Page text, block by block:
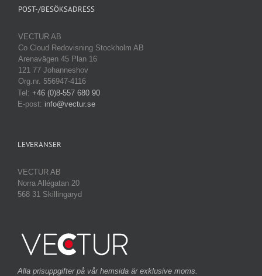
POST-/BESÖKSADRESS
VECTUR AB
Co Cloud Redovisning Stockholm AB
Arenavägen 45 Plan 16
121 77 Johanneshov
Org.nr. 556947-4116
Tel: +46 (0)8-557 680 90
E-post: info@vectur.se
LEVERANSER
VECTUR AB
Norra Allégatan 20
568 31 Skillingaryd
Alla prisuppgifter på vår hemsida är exklusive moms.